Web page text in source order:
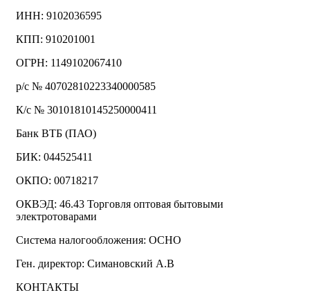
ИНН: 9102036595
КПП: 910201001
ОГРН: 1149102067410
р/с № 40702810223340000585
К/с № 30101810145250000411
Банк ВТБ (ПАО)
БИК: 044525411
ОКПО: 00718217
ОКВЭД: 46.43 Торговля оптовая бытовыми
электротоварами
Система налогообложения: ОСНО
Ген. директор: Симановский А.В
КОНТАКТЫ